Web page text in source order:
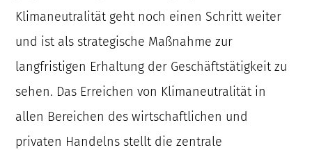
Klimaneutralität geht noch einen Schritt weiter
und ist als strategische Maßnahme zur
langfristigen Erhaltung der Geschäftstätigkeit zu
sehen. Das Erreichen von Klimaneutralität in
allen Bereichen des wirtschaftlichen und
privaten Handelns stellt die zentrale